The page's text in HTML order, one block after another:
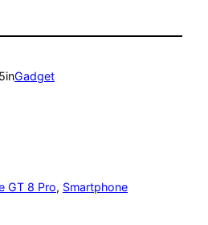
inGadget
GT 8 Pro, Smartphone